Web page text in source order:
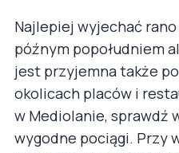
Najlepiej wyjechać
późnym popołudniem
jest przyjemna także
okolicach placów i
w Mediolanie, sprawdź
wygodne pociągi. Przy